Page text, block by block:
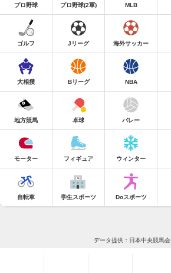
プロ野球 プロ野球(2軍) MLB
ゴルフ Jリーグ 海外サッカー
大相撲 Bリーグ NBA
地方競馬 卓球 バレー
モーター フィギュア ウィンター
自転車 学生スポーツ Doスポーツ
データ提供：日本中央競馬会